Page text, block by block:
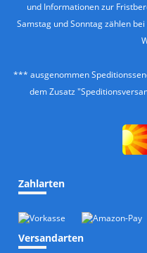
und Informationen zur
Samstag und Sonntag zählen
*** ausgenommen
dem Zusatz
Zahlarten
Versandarten